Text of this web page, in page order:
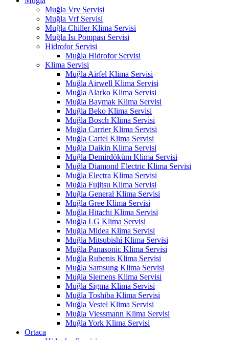
Muğla Vrv Servisi
Muğla Vrf Servisi
Muğla Chiller Klima Servisi
Muğla Isı Pompası Servisi
Hidrofor Servisi
Muğla Hidrofor Servisi
Klima Servisi
Muğla Airfel Klima Servisi
Muğla Airwell Klima Servisi
Muğla Alarko Klima Servisi
Muğla Baymak Klima Servisi
Muğla Beko Klima Servisi
Muğla Bosch Klima Servisi
Muğla Carrier Klima Servisi
Muğla Cartel Klima Servisi
Muğla Daikin Klima Servisi
Muğla Demirdöküm Klima Servisi
Muğla Diamond Electric Klima Servisi
Muğla Electra Klima Servisi
Muğla Fujitsu Klima Servisi
Muğla General Klima Servisi
Muğla Gree Klima Servisi
Muğla Hitachi Klima Servisi
Muğla LG Klima Servisi
Muğla Midea Klima Servisi
Muğla Mitsubishi Klima Servisi
Muğla Panasonic Klima Servisi
Muğla Rubenis Klima Servisi
Muğla Samsung Klima Servisi
Muğla Siemens Klima Servisi
Muğla Sigma Klima Servisi
Muğla Toshiba Klima Servisi
Muğla Vestel Klima Servisi
Muğla Viessmann Klima Servisi
Muğla York Klima Servisi
Ortaca